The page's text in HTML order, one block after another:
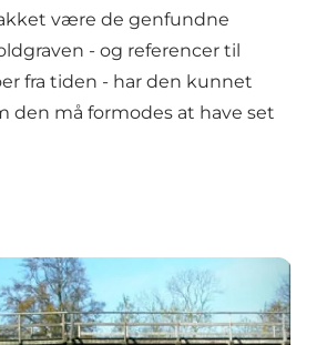
være de genfundne
- og referencer til
fra tiden - har den kunnet
den må formodes at have set